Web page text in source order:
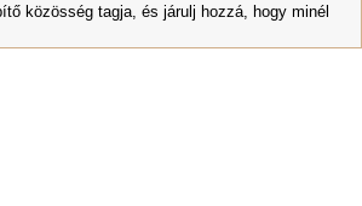
közösség tagja, és járulj hozzá, hogy minél